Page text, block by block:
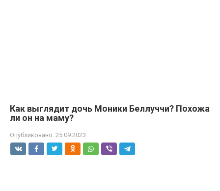
Как выглядит дочь Моники Беллуччи? Похожа
ли он на маму?
Опубликовано: 25.09.2023